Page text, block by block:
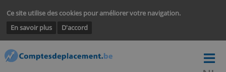
Ce site utilise des cookies pour améliorer votre navigation.
En savoir plus
D'accord